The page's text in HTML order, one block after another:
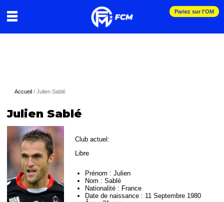
Pariez sur l'OM
Accueil / Julien Sablé
Julien Sablé
Club actuel:
Libre
Prénom : Julien
Nom : Sablé
Nationalité : France
Date de naissance : 11 Septembre 1980